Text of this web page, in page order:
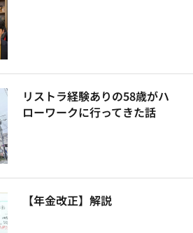
リストラ経験ありの58歳がハ
ローワークに行ってきた話
【年金改正】解説